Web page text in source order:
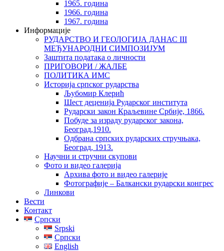
1965. година
1966. година
1967. година
Информације
РУДАРСТВО И ГЕОЛОГИЈА ДАНАС III
МЕЂУНАРОДНИ СИМПОЗИЈУМ
Заштита података о личности
ПРИГОВОРИ / ЖАЛБЕ
ПОЛИТИКА ИМС
Историја српског рударства
Љубомир Клерић
Шест деценија Рударског института
Рударски закон Краљевине Србије, 1866.
Побуде за израду рударског закона,
Београд,1910.
Одбрана српских рударских стручњака,
Београд, 1913.
Научни и стручни скупови
Фото и видео галерија
Архива фото и видео галерије
Фотографије – Балкански рударски конгрес
Линкови
Вести
Контакт
Српски
Srpski
Српски
English